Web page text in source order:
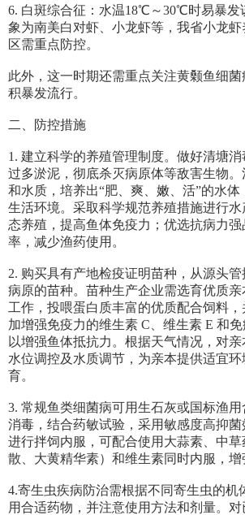
6. 白斑综合征：水温18℃～30℃时易暴发
象为南美白对虾、小龙虾等，我省小龙
区需重点防控。
此外，这一时期还需重点关注黄颡鱼细
积暴发流行。
二、防控措施
1. 建立科学的养殖管理制度。做好清塘
过多淤泥，彻底杀灭病原体等敌害生物
和水质，培养出“肥、爽、嫩、活”的水
生活环境。采取科学规范养殖措施进行
态养殖，提高鱼体免疫力；优选抗病力
率，减少渔药使用。
2. 购买具有产地检疫证明苗种，从源头
病原的苗种。苗种生产企业需选育优质
工作，投喂蛋白质丰富的优质配合饲料
加增强免疫力的维生素 C、维生素 E 和免
以增强鱼体抵抗力。根据天气情况，对
水位调控及水质调节，为亲本提供适宜
育。
3. 常规鱼类细菌病可用生石灰或国标渔用
消毒，结合药敏试验，采用敏感度高抑
进行拌饲内服，可配合使用大蒜素、中
散、大黄精华素）和维生素同时内服，增
4.寄生虫疾病防治需根据不同寄生虫的机
用合适药物，并注意使用方法和剂量。